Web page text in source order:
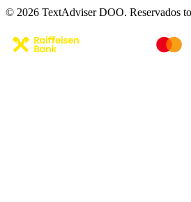
© 2026 TextAdviser DOO. Reservados